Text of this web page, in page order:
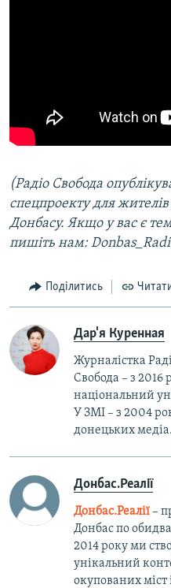
(Радіо Свобода
спецпроекту для
Донбасу. Якщо у вас є
пишіть нам:
Поділитись
Дар'я Куренная
Журналістка
Свобода – з 2016
національний
У ЗМІ – з 2004
донецьких медіа.
Донбас.Реалії
Донбас.Реалії–
Донбас по
2014 року ми
унікальний
окупованих міст